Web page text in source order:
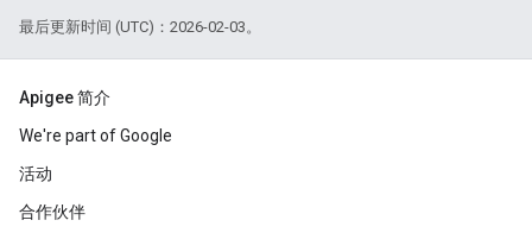
最后更新时间 (UTC)：2026-02-03。
Apigee 简介
We're part of Google
活动
合作伙伴